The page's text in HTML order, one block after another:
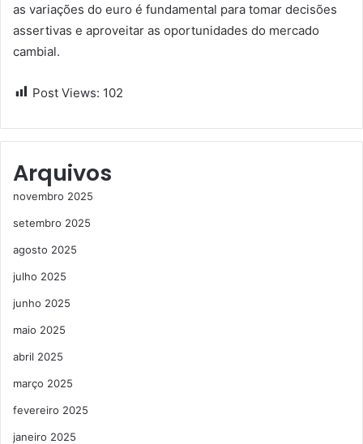
as variações do euro é fundamental para tomar decisões
assertivas e aproveitar as oportunidades do mercado
cambial.
Post Views: 102
Arquivos
novembro 2025
setembro 2025
agosto 2025
julho 2025
junho 2025
maio 2025
abril 2025
março 2025
fevereiro 2025
janeiro 2025